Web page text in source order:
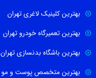
بهترین کلینیک لاغری تهران
بهترین تعمیرگاه خودرو تهران
بهترین باشگاه بدنسازی تهران
بهترین متخصص پوست و مو